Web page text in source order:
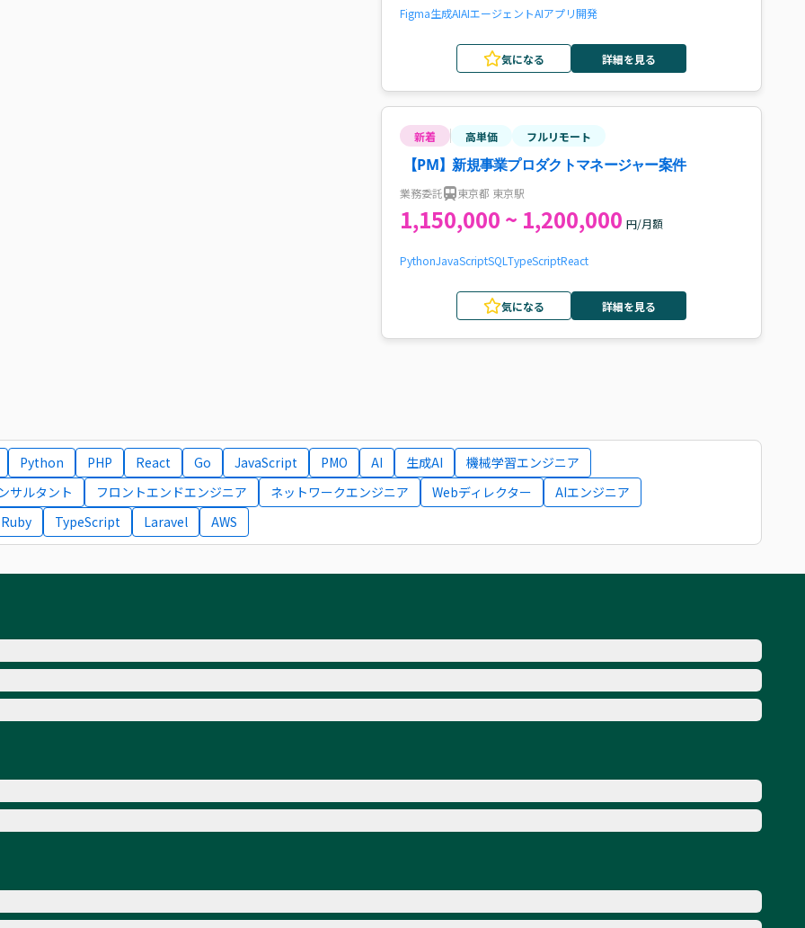
Figma生成AIAIエージェントAIアプリ開発
気になる 詳細を見る
新着 高単価 フルリモート
【PM】新規事業プロダクトマネージャー案件
業務委託 東京都 東京駅
1,150,000 ~ 1,200,000 円/月額
PythonJavaScriptSQL TypeScriptReact
気になる 詳細を見る
Python PHP React Go JavaScript PMO AI 生成AI
機械学習エンジニア
サルタント
フロントエンドエンジニア ネットワークエンジニア Webディレクター
AIエンジニア
Ruby
TypeScript Laravel AWS